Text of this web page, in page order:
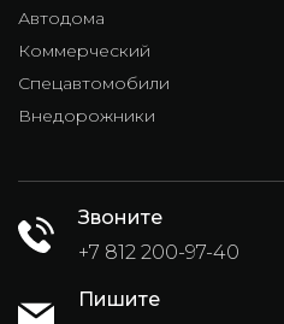
Автодома
Коммерческий
Спецавтомобили
Внедорожники
Звоните
+7 812 200-97-40
Пишите